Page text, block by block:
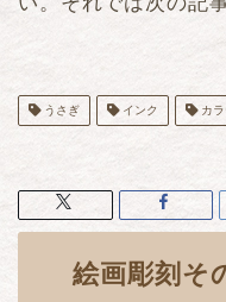
うさぎ インク カラ
絵画彫刻そ